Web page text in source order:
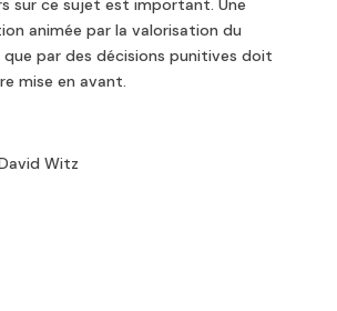
animée par la valorisation du
par des décisions punitives doit
mise en avant.
Witz